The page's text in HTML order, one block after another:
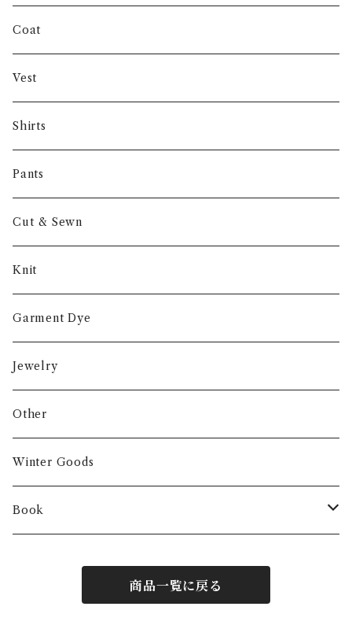
INVERTERE
Gambert
NORIEI
Other
Coat
Vest
Shirts
Pants
Cut & Sewn
Knit
Garment Dye
Jewelry
Other
Winter Goods
Book
商品一覧に戻る